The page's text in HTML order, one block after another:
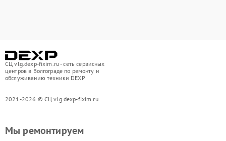
СЦ vlg.dexp-fixim.ru - сеть сервисных
центров в Волгограде по ремонту и
обслуживанию техники DEXP
2021-2026 © СЦ vlg.dexp-fixim.ru
Мы ремонтируем